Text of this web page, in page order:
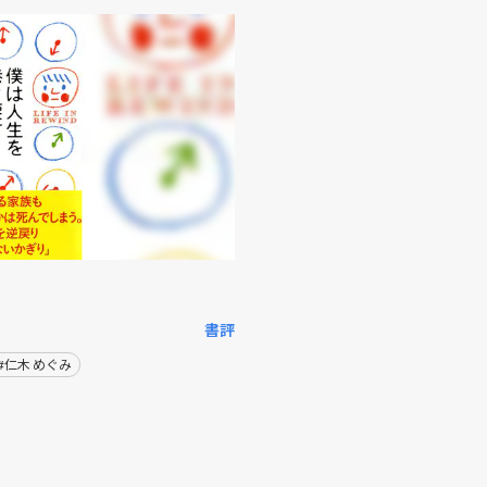
書評
仁木 めぐみ